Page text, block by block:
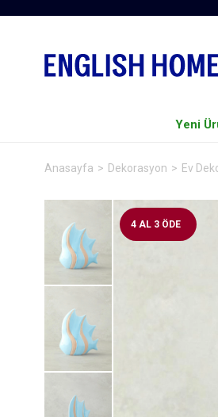
Yeni
Anasayfa Dekorasyon Ev
4 AL 3 ÖDE